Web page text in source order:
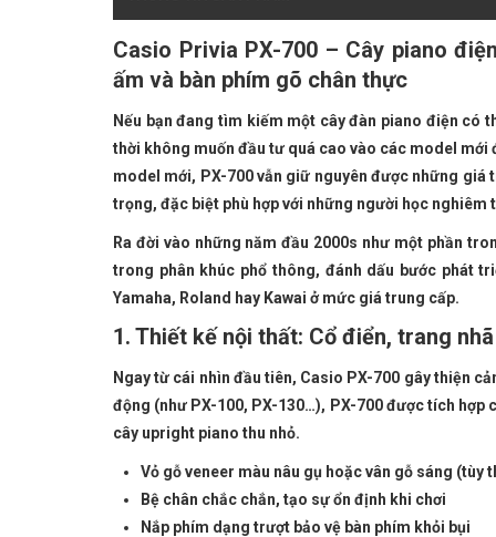
Casio Privia PX-700 – Cây piano
ấm và bàn phím gõ chân thực
Nếu bạn đang tìm kiếm một cây đàn piano điện có
thời không muốn đầu tư quá cao vào các model mới
model mới, PX-700 vẫn giữ nguyên được những
trọng, đặc biệt phù hợp với những người học
Ra đời vào những năm đầu 2000s như một phần
trong phân khúc phổ thông, đánh dấu bước phát
Yamaha, Roland hay Kawai ở mức giá trung cấp.
1. Thiết kế nội thất: Cổ điển, trang
Ngay từ cái nhìn đầu tiên, Casio PX-700 gây thiện
động (như PX-100, PX-130…), PX-700 được tích hợp
cây upright piano thu nhỏ.
Vỏ gỗ veneer màu nâu gụ hoặc vân gỗ sáng
Bệ chân chắc chắn, tạo sự ổn định khi chơi
Nắp phím dạng trượt bảo vệ bàn phím khỏi bụi